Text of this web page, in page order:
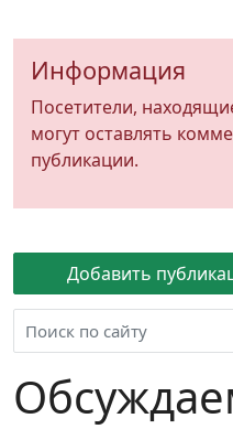
Добавить
Информация
Посетители,
могут оставлять
публикации.